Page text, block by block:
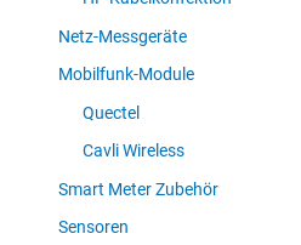
Netz-Messgeräte
Mobilfunk-Module
Quectel
Cavli Wireless
Smart Meter Zubehör
Sensoren